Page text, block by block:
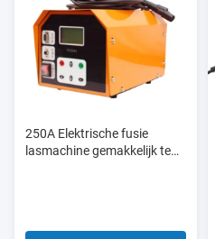
250A Elektrische fusie
lasmachine gemakkelijk te